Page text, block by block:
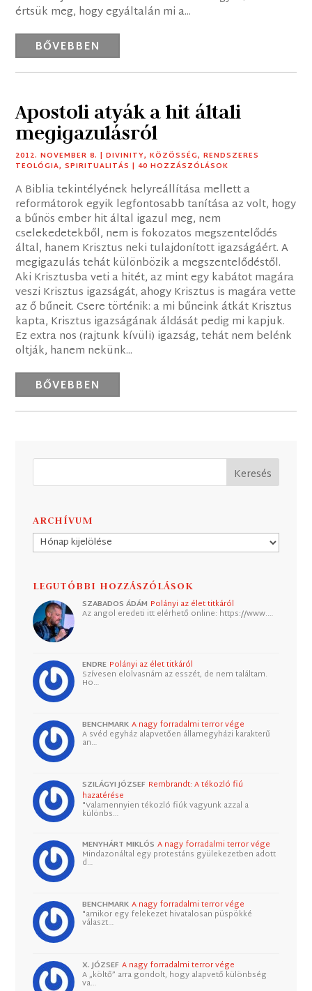
értsük meg, hogy egyáltalán mi a...
BŐVEBBEN
Apostoli atyák a hit általi
megigazulásról
2012. NOVEMBER 8. |DIVINITY,KÖZÖSSÉG,RENDSZERES
TEOLÓGIA,SPIRITUALITÁS | 40 HOZZÁSZÓLÁSOK
A Biblia tekintélyének helyreállítása mellett a
reformátorok egyik legfontosabb tanítása az volt, hogy
a bűnös ember hit által igazul meg, nem
cselekedetekből, nem is fokozatos megszentelődés
által, hanem Krisztus neki tulajdonított igazságáért. A
megigazulás tehát különbözik a megszentelődéstől.
Aki Krisztusba veti a hitét, az mint egy kabátot magára
veszi Krisztus igazságát, ahogy Krisztus is magára vette
az ő bűneit. Csere történik: a mi bűneink átkát Krisztus
kapta, Krisztus igazságának áldását pedig mi kapjuk.
Ez extra nos (rajtunk kívüli) igazság, tehát nem belénk
oltják, hanem nekünk...
BŐVEBBEN
ARCHÍVUM
Archívum
LEGUTÓBBI HOZZÁSZÓLÁSOK
SZABADOS ÁDÁM Polányi az élet titkáról
Az angol eredeti itt elérhető online: https://www.…
ENDRE Polányi az élet titkáról
Szívesen elolvasnám az esszét, de nem találtam.
Ho…
BENCHMARK A nagy forradalmi terror vége
A svéd egyház alapvetően államegyházi karakterű
an…
SZILÁGYI JÓZSEF Rembrandt: A tékozló fiú
hazatérése
"Valamennyien tékozló fiúk vagyunk azzal a
különbs…
MENYHÁRT MIKLÓS A nagy forradalmi terror vége
Mindazonáltal egy protestáns gyülekezetben adott
d…
BENCHMARK A nagy forradalmi terror vége
"amikor egy felekezet hivatalosan püspökké
választ…
X. JÓZSEF A nagy forradalmi terror vége
A „költő” arra gondolt, hogy alapvető különbség
va…